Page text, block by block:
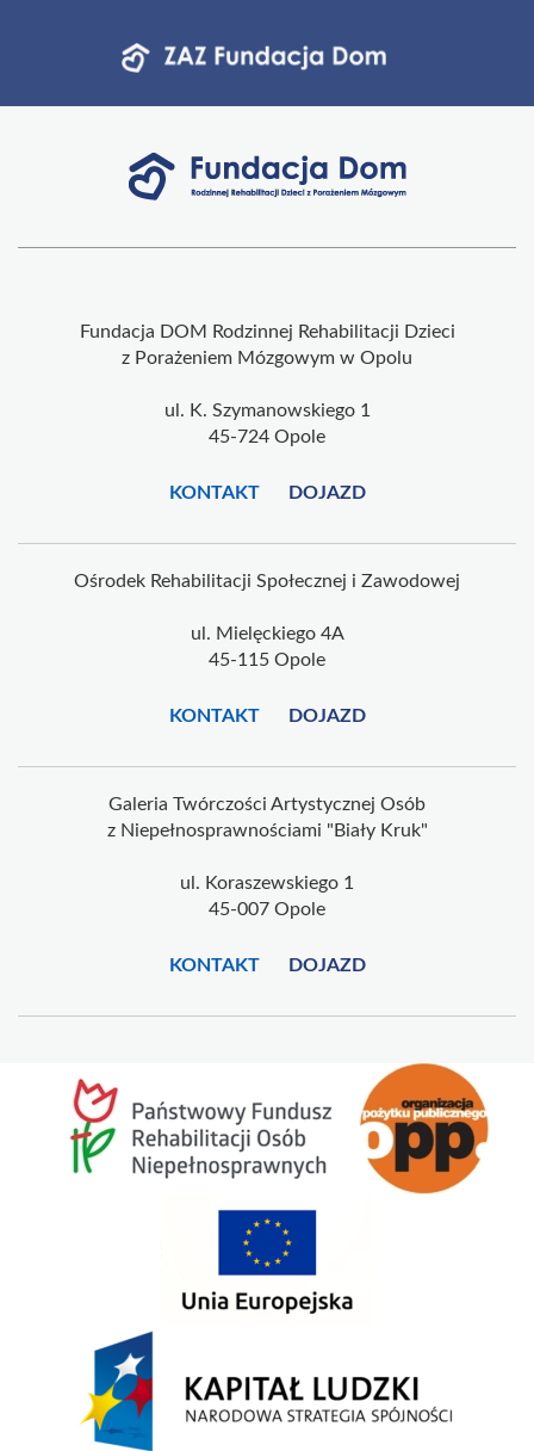
Fundacja DOM Rodzinnej Rehabilitacji Dzieci
z Porażeniem Mózgowym w Opolu
ul. K. Szymanowskiego 1
45-724 Opole
KONTAKT DOJAZD
Ośrodek Rehabilitacji Społecznej i Zawodowej
ul. Mielęckiego 4A
45-115 Opole
KONTAKT DOJAZD
Galeria Twórczości Artystycznej Osób
z Niepełnosprawnościami "Biały Kruk"
ul. Koraszewskiego 1
45-007 Opole
KONTAKT DOJAZD